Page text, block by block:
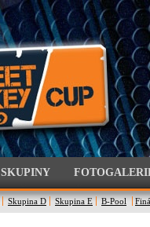
SKUPINY
Skupina D Skupina E B-Pool